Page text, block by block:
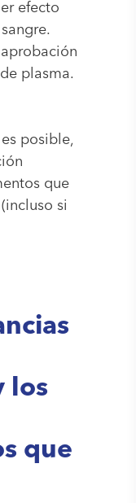
efecto
plasma.
posible,
que
si
los
que